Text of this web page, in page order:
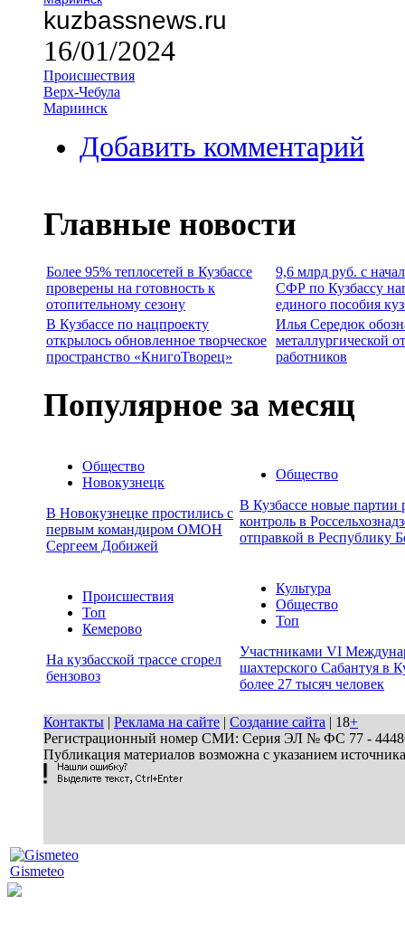
kuzbassnews.ru
16/01/2024
Происшествия
Верх-Чебула
Мариинск
Добавить комментарий
Главные новости
Более 95% теплосетей в Кузбассе
проверены на готовность к
отопительному сезону
9,6 млрд руб. с
СФР по Кузбассу
единого пособия
В Кузбассе по нацпроекту
открылось обновленное творческое
пространство «КнигоТворец»
Илья Середюк
металлургической
работников
Популярное за месяц
Общество
Новокузнецк
В Новокузнецке простились с
первым командиром ОМОН
Сергеем Добижей
Общество
В Кузбассе новые партии
контроль в
отправкой в Республику
Происшествия
Топ
Кемерово
На кузбасской трассе сгорел
бензовоз
Культура
Общество
Топ
Участниками VI
шахтерского Сабантуя в
более 27 тысяч человек
Контакты | Реклама на сайте | Создание сайта | 18+
Регистрационный номер СМИ: Серия ЭЛ № ФС 77 - 44486
Публикация материалов возможна с указанием
Gismeteo